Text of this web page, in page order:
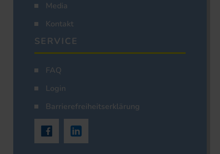
Media
Kontakt
SERVICE
FAQ
Login
Barrierefreiheitserklärung